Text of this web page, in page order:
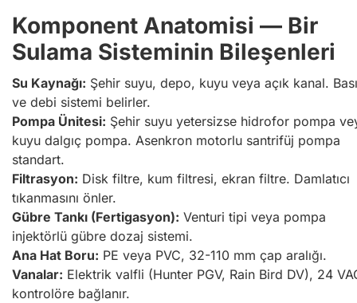
Komponent Anatomisi — Bir
Sulama Sisteminin Bileşenleri
Su Kaynağı: Şehir suyu, depo, kuyu veya açık kanal.
ve debi sistemi belirler.
Pompa Ünitesi: Şehir suyu yetersizse hidrofor pompa
kuyu dalgıç pompa. Asenkron motorlu santrifüj pompa
standart.
Filtrasyon: Disk filtre, kum filtresi, ekran filtre. Damlatıcı
tıkanmasını önler.
Gübre Tankı (Fertigasyon): Venturi tipi veya pompa
injektörlü gübre dozaj sistemi.
Ana Hat Boru: PE veya PVC, 32-110 mm çap aralığı.
Vanalar: Elektrik valfli (Hunter PGV, Rain Bird DV), 24
kontrolöre bağlanır.